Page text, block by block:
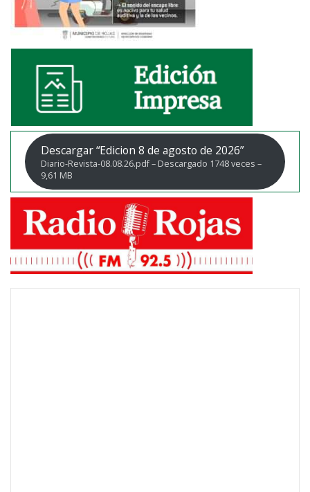
Descargar “Edicion 8 de agosto de 2026”
Diario-Revista-08.08.26.pdf – Descargado 1748 veces –
9,61 MB